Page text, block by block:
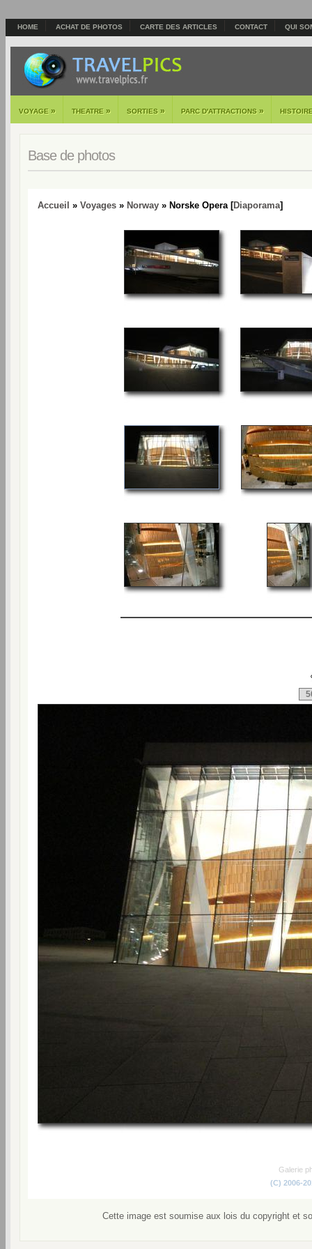
HOME ACHAT DE PHOTOS CARTE DES ARTICLES CONTACT QUI
VOYAGE » THEATRE » SORTIES » PARC D'ATTRACTIONS »
Base de photos
Accueil » Voyages » Norway » Norske Opera [Diaporama]
Galerie
(C) 2006-
Cette image est soumise aux lois du copyright et